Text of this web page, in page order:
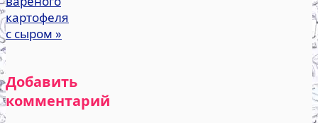
картофеля
с сыром »
Добавить
комментарий